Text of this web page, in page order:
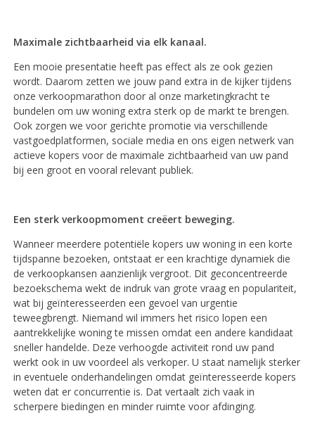
Maximale zichtbaarheid via elk kanaal.
Een mooie presentatie heeft pas effect als ze ook gezien
wordt. Daarom zetten we jouw pand extra in de kijker tijdens
onze verkoopmarathon door al onze marketingkracht te
bundelen om uw woning extra sterk op de markt te brengen.
Ook zorgen we voor gerichte promotie via verschillende
vastgoedplatformen, sociale media en ons eigen netwerk van
actieve kopers voor de maximale zichtbaarheid van uw pand
bij een groot en vooral relevant publiek.
Een sterk verkoopmoment creëert beweging.
Wanneer meerdere potentiële kopers uw woning in een korte
tijdspanne bezoeken, ontstaat er een krachtige dynamiek die
de verkoopkansen aanzienlijk vergroot. Dit geconcentreerde
bezoekschema wekt de indruk van grote vraag en populariteit,
wat bij geïnteresseerden een gevoel van urgentie
teweegbrengt. Niemand wil immers het risico lopen een
aantrekkelijke woning te missen omdat een andere kandidaat
sneller handelde. Deze verhoogde activiteit rond uw pand
werkt ook in uw voordeel als verkoper. U staat namelijk sterker
in eventuele onderhandelingen omdat geïnteresseerde kopers
weten dat er concurrentie is. Dat vertaalt zich vaak in
scherpere biedingen en minder ruimte voor afdinging.